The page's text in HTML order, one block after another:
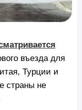
въезда для
Турции и
страны не